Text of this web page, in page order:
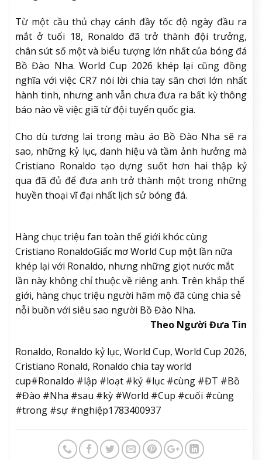
Từ một cầu thủ chạy cánh đầy tốc độ ngày đầu ra
mắt ở tuổi 18, Ronaldo đã trở thành đội trưởng,
chân sút số một và biểu tượng lớn nhất của bóng đá
Bồ Đào Nha. World Cup 2026 khép lại cũng đồng
nghĩa với việc CR7 nói lời chia tay sân chơi lớn nhất
hành tinh, nhưng anh vẫn chưa đưa ra bất kỳ thông
báo nào về việc giã từ đội tuyển quốc gia.
Cho dù tương lai trong màu áo Bồ Đào Nha sẽ ra
sao, những kỷ lục, danh hiệu và tầm ảnh hưởng mà
Cristiano Ronaldo tạo dựng suốt hơn hai thập kỷ
qua đã đủ để đưa anh trở thành một trong những
huyền thoại vĩ đại nhất lịch sử bóng đá.
Hàng chục triệu fan toàn thế giới khóc cùng
Cristiano RonaldoGiấc mơ World Cup một lần nữa
khép lại với Ronaldo, nhưng những giọt nước mắt
lần này không chỉ thuộc về riêng anh. Trên khắp thế
giới, hàng chục triệu người hâm mộ đã cùng chia sẻ
nỗi buồn với siêu sao người Bồ Đào Nha.
Theo Người Đưa Tin
Ronaldo, Ronaldo kỷ lục, World Cup, World Cup 2026,
Cristiano Ronald, Ronaldo chia tay world
cup#Ronaldo #lập #loạt #kỷ #lục #cùng #ĐT #Bồ
#Đào #Nha #sau #kỳ #World #Cup #cuối #cùng
#trong #sự #nghiệp1783400937